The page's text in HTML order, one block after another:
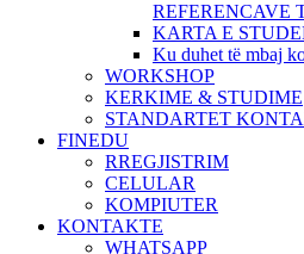
REFERENCAVE
KARTA E
Ku duhet të mbaj
WORKSHOP
KERKIME & STUDIME
STANDARTET
FINEDU
RREGJISTRIM
CELULAR
KOMPIUTER
KONTAKTE
WHATSAPP